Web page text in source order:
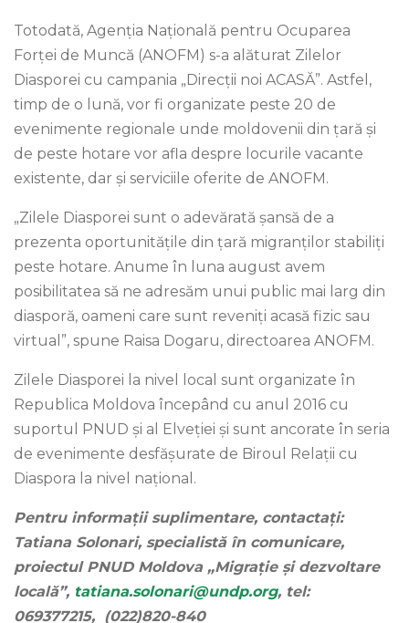
Totodată, Agenția Națională pentru Ocuparea
Forței de Muncă (ANOFM) s-a alăturat Zilelor
Diasporei cu campania „Direcții noi ACASĂ”. Astfel,
timp de o lună, vor fi organizate peste 20 de
evenimente regionale unde moldovenii din țară și
de peste hotare vor afla despre locurile vacante
existente, dar și serviciile oferite de ANOFM.
„Zilele Diasporei sunt o adevărată șansă de a
prezenta oportunitățile din țară migranților stabiliți
peste hotare. Anume în luna august avem
posibilitatea să ne adresăm unui public mai larg din
diasporă, oameni care sunt reveniți acasă fizic sau
virtual”, spune Raisa Dogaru, directoarea ANOFM.
Zilele Diasporei la nivel local sunt organizate în
Republica Moldova începând cu anul 2016 cu
suportul PNUD și al Elveției și sunt ancorate în seria
de evenimente desfășurate de Biroul Relații cu
Diaspora la nivel național.
Pentru informații suplimentare, contactați:
Tatiana Solonari, specialistă în comunicare,
proiectul PNUD Moldova „Migrație și dezvoltare
locală”, tatiana.solonari@undp.org, tel:
069377215, (022)820-840